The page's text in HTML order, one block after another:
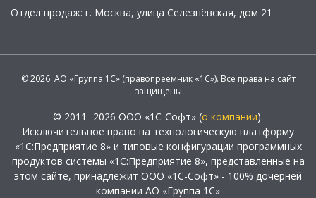
Отдел продаж: г. Москва, улица Селезнёвская, дом 21
© 2026 АО «Группа 1С» (правопреемник «1С»). Все права на сайт
защищены
© 2011- 2026 ООО «1С-Софт» (о компании).
Исключительное право на технологическую платформу
«1С:Предприятие 8» и типовые конфигурации программных
продуктов системы «1С:Предприятие 8», представленные на
этом сайте, принадлежит ООО «1С-Софт» - 100% дочерней
компании АО «Группа 1С»